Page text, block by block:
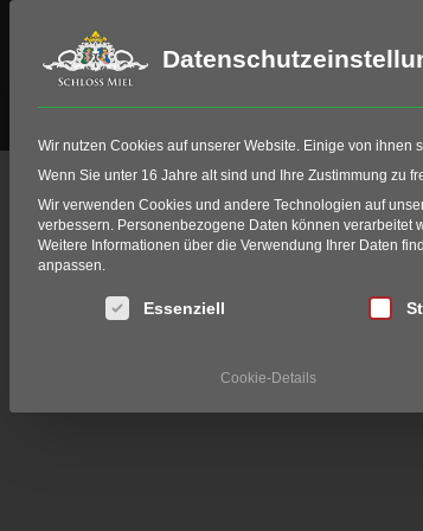
HIO Fitting Schloss Miel
Angebote &
Home Events Events Schloss Miel
Aktuelle
Wir nutzen Cookies auf unserer Website. Einige von
Wenn Sie unter 16 Jahre alt sind und Ihre Zustimmung zu
Wir verwenden Cookies und andere Technologien auf
verbessern. Personenbezogene Daten können verarbeitet
Weitere Informationen über die Verwendung Ihrer Daten
anpassen.
Es folgt eine Liste der Service-Gruppen, für
Essenziell
Cookie-Details